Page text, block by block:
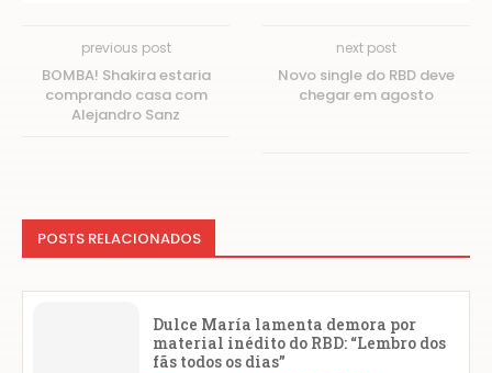
previous post
BOMBA! Shakira estaria
comprando casa com
Alejandro Sanz
next post
Novo single do RBD deve
chegar em agosto
POSTS RELACIONADOS
Dulce María lamenta demora por
material inédito do RBD: “Lembro dos
fãs todos os dias”